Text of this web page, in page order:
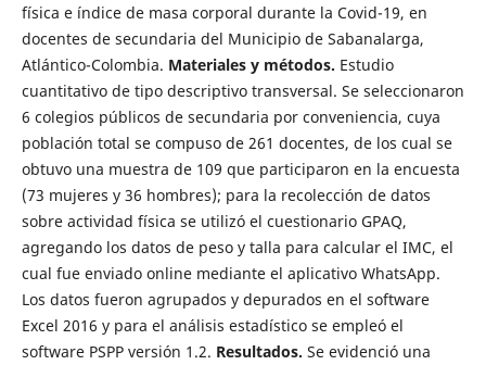
física e índice de masa corporal durante la Covid-19, en
docentes de secundaria del Municipio de Sabanalarga,
Atlántico-Colombia. Materiales y métodos. Estudio
cuantitativo de tipo descriptivo transversal. Se seleccionaron
6 colegios públicos de secundaria por conveniencia, cuya
población total se compuso de 261 docentes, de los cual se
obtuvo una muestra de 109 que participaron en la encuesta
(73 mujeres y 36 hombres); para la recolección de datos
sobre actividad física se utilizó el cuestionario GPAQ,
agregando los datos de peso y talla para calcular el IMC, el
cual fue enviado online mediante el aplicativo WhatsApp.
Los datos fueron agrupados y depurados en el software
Excel 2016 y para el análisis estadístico se empleó el
software PSPP versión 1.2. Resultados. Se evidenció una